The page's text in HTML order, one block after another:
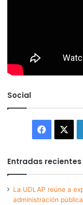
Social
Entradas recientes
La UDLAP reúne a
administración